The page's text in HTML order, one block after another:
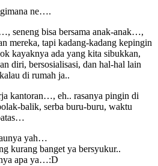
ne….
seneng bisa bersama anak-anak…,
mereka, tapi kadang-kadang kepingin
kayaknya ada yang kita sibukkan,
diri, bersosialisasi, dan hal-hal lain
di rumah ja..
kantoran…, eh.. rasanya pingin di
balik, serba buru-buru, waktu
yah…
kurang banget ya bersyukur..
apa ya…:D